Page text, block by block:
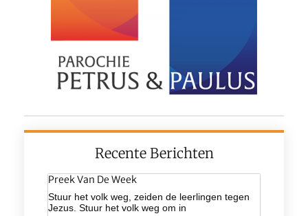
Recente Berichten
Preek Van De Week
Stuur het volk weg, zeiden de leerlingen tegen
Jezus. Stuur het volk weg om in